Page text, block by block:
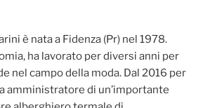
è nata a Fidenza (Pr) nel 1978.
ha lavorato per diversi anni per
nel campo della moda. Dal 2016 per
amministratore di un’importante